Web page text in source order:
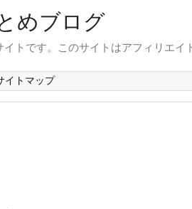
めブログ
トです。このサイトはアフィリエイ
イトマップ